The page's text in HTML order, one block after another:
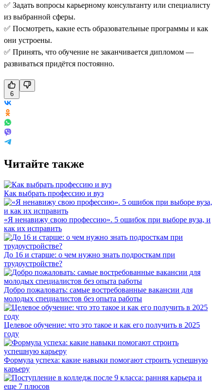
✅ Задать вопросы карьерному консультанту или специалисту
из выбранной сферы.
✅ Посмотреть, какие есть образовательные программы и как
они устроены.
✅ Принять, что обучение не заканчивается дипломом —
развиваться придётся постоянно.
6
Читайте также
Как выбрать профессию и вуз
«Я ненавижу свою профессию». 5 ошибок при выборе вуза, и
как их исправить
До 16 и старше: о чем нужно знать подросткам при
трудоустройстве?
Добро пожаловать: самые востребованные вакансии для
молодых специалистов без опыта работы
Целевое обучение: что это такое и как его получить в 2025
году
Формула успеха: какие навыки помогают строить успешную
карьеру